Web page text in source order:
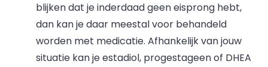
blijken dat je inderdaad geen eisprong hebt,
dan kan je daar meestal voor behandeld
worden met medicatie. Afhankelijk van jouw
situatie kan je estadiol, progestageen of DHEA